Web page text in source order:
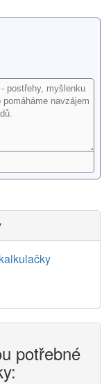
kalkulačky
potřebné